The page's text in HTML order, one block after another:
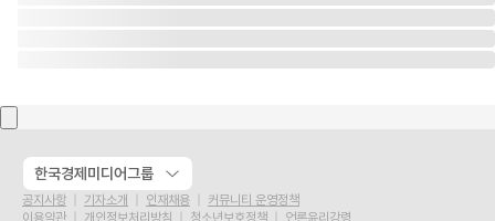
한국경제미디어그룹
공지사항 기자소개 인재채용
커뮤니티 운영정책
이용약관
개인정보처리방침 청소년보호정책 언론윤리강령